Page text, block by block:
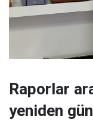
Raporlar
yeniden